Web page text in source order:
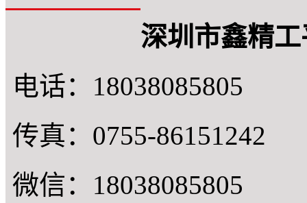
深圳市鑫精
电话：18038085805
传真：0755-86151242
微信：18038085805